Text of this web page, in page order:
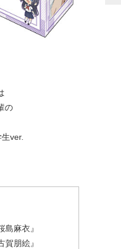
の
ver.
麻衣』
朋絵』